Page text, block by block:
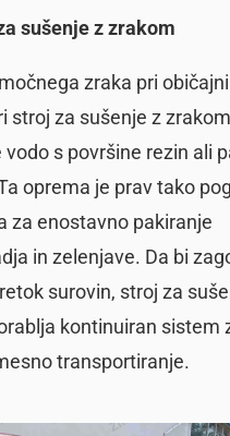
sušenje z zrakom
zraka pri običajni
stroj za sušenje z zrakom
s površine rezin ali
oprema je prav tako
za enostavno pakiranje
in zelenjave. Da bi
surovin, stroj za
kontinuiran sistem
transportiranje.